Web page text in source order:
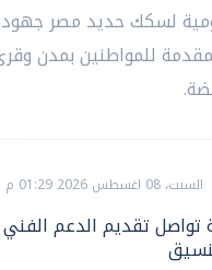
لسكك حديد مصر
للمواطنين بمدن
السبت، 08 اغسطس 2026 01:29 م
تواصل تقديم الدعم